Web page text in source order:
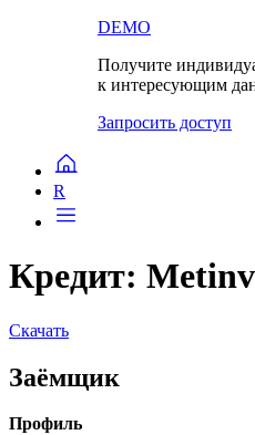
DEMO
Получите
к интересующим
Запросить доступ
R
Кредит:
Скачать
Заёмщик
Профиль